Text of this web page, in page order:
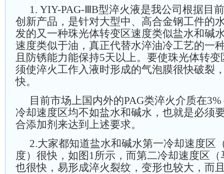
1. YIY-PAG-ⅢB型淬火液是我公司根据目
创新产品，是针对大型中、高合金钢工件的
发的又一种珠光体转变区速度类似盐水和碱
速度类似于油，真正代替水淬油冷工艺的一
且防锈能力能保持5天以上。要使珠光体转
须使淬火工作入液时形成的气泡膜很快破裂
快。
目前市场上国内外的PAG类淬火介质在
冷却速度区均不如盐水和碱水，也就是必须
合添加剂来达到上述要求。
2.大家都知道盐水和碱水第一冷却速度区
度）很快，如图1所示，而第二冷却速度区
也很快，易形成淬火裂纹，变形也较大，而